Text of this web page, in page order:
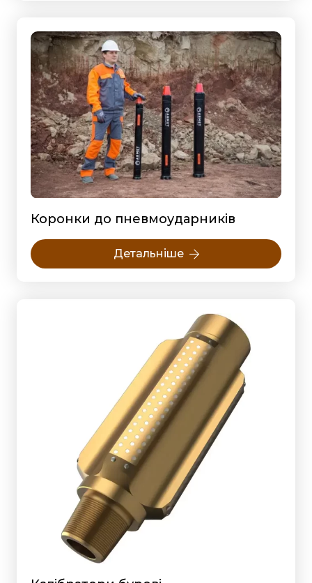
Коронки до пневмоударників
Детальніше